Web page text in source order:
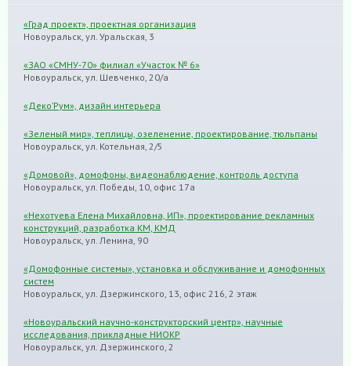
«Град проект», проектная организация
Новоуральск, ул. Уральская, 3
«ЗАО «СМНУ-70» филиал «Участок № 6»
Новоуральск, ул. Шевченко, 20/а
«Деко’Рум», дизайн интерьера
«Зеленый мир», теплицы, озеленение, проектирование, тюльпаны
Новоуральск, ул. Котельная, 2/5
«Домовой», домофоны, видеонаблюдение, контроль доступа
Новоуральск, ул. Победы, 10, офис 17а
«Нехотуева Елена Михайловна, ИП», проектирование рекламных
конструкций, разработка КМ, КМД
Новоуральск, ул. Ленина, 90
«Домофонные системы», установка и обслуживание и домофонных
систем
Новоуральск, ул. Дзержинского, 13, офис 216, 2 этаж
«Новоуральский научно-конструкторский центр», научные
исследования, прикладные НИОКР
Новоуральск, ул. Дзержинского, 2